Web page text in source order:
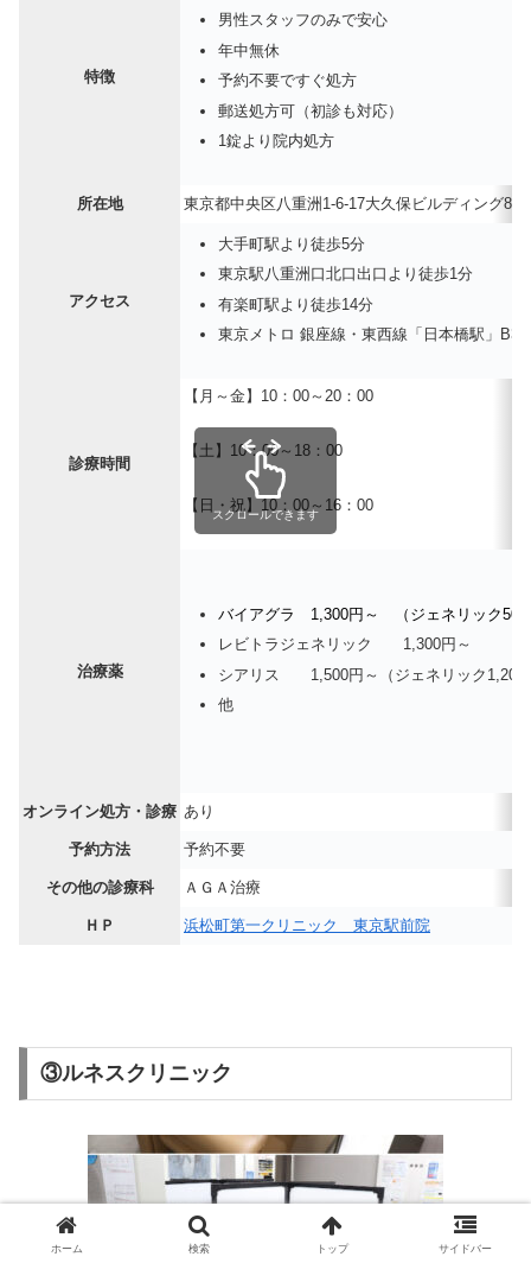
特徴
男性スタッフのみで安心
年中無休
予約不要ですぐ処方
郵送処方可（初診も対応）
1錠より院内処方
所在地 東京都中央区八重洲1-6-17大久保ビルディング8
アクセス
大手町駅より徒歩5分
東京駅八重洲口北口出口より徒歩1分
有楽町駅より徒歩14分
東京メトロ 銀座線・東西線「日本橋駅」B3
診療時間
【月～金】10：00～20：00
【土】10：00～18：00
【日・祝】10：00～16：00
治療薬
バイアグラ 1,300円～ （ジェネリック500
レビトラジェネリック 1,300円～
シアリス 1,500円～（ジェネリック1,200
他
オンライン処方・診療 あり
予約方法 予約不要
その他の診療科 ＡＧＡ治療
ＨＰ 浜松町第一クリニック 東京駅前院
スクロールできます
③ルネスクリニック
ホーム 検索 トップ サイドバー